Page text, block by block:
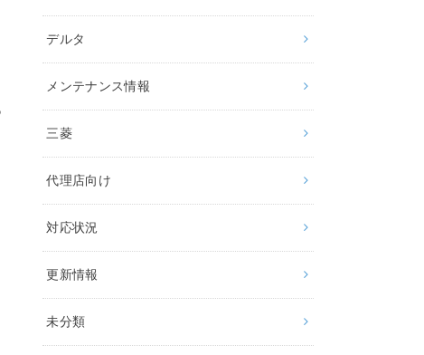
デルタ
メンテナンス情報
三菱
代理店向け
対応状況
更新情報
未分類